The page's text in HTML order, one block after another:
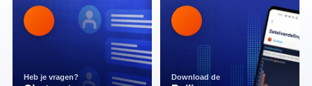
Heb je vragen? Download de